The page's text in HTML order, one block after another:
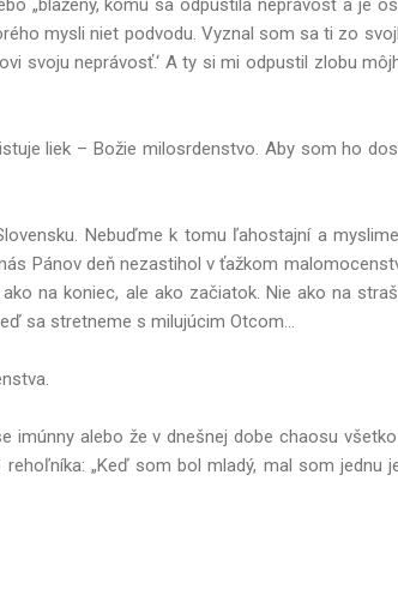
„blažený, komu sa odpustila neprávosť a je
mysli niet podvodu. Vyznal som sa ti zo
svoju neprávosť.‘ A ty si mi odpustil zlobu
liek – Božie milosrdenstvo. Aby som ho
Nebuďme k tomu ľahostajní a
Pánov deň nezastihol v ťažkom
na koniec, ale ako začiatok. Nie ako na
sa stretneme s milujúcim Otcom...
imúnny alebo že v dnešnej dobe chaosu
„Keď som bol mladý, mal som jednu